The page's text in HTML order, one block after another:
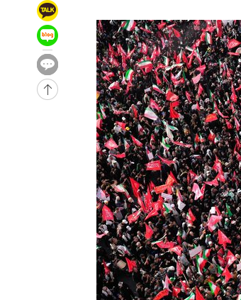
-27966초 전 >
-27700초 전 >
[속보]코스닥, 2.86포인트(0.36%)
-27653초 전 >
[속보]코스피, 6200선 약보합
-27633초 전 >
[속보]원·달러 환율, 7.7원 내린
-27522초 전 >
[속보] 노원서 40.1도 관측…서울,
[속보]종합특검, '계엄 수용공간 확
외신들도 주목한 韓축구 파문…"국
11시간 압수수색에 성접대 파문까
[속보]규제합리화위원회 부위원장
[속보]국힘 윤리위, '돌려차기 발언'
[속보] 7월 중국 수출 23.9%↑ 수
[속보]'채상병 순직 책임' 임성근, 항
[속보]종합특검, '관저이전 봐주기 감
민주 콩고 에볼라환자 4천명 돌파,
[속보]'300억원대 사기 혐의' 차가원